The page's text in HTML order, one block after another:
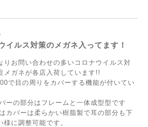
イルス対策のメガネ入ってます！
りお問い合わせの多いコロナウイルス対
メガネが各店入荷しています!!
で目の周りをカバーする機能が付いてい
ーの部分はフレームと一体成型型です
カバーは柔らかい樹脂製で耳の部分も下
に調整可能です。